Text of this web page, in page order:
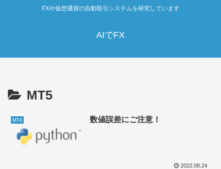
FXや仮想通貨の自動取引システムを研究しています
AIでFX
MT5
MT4 数値誤差にご注意！
2022.08.24